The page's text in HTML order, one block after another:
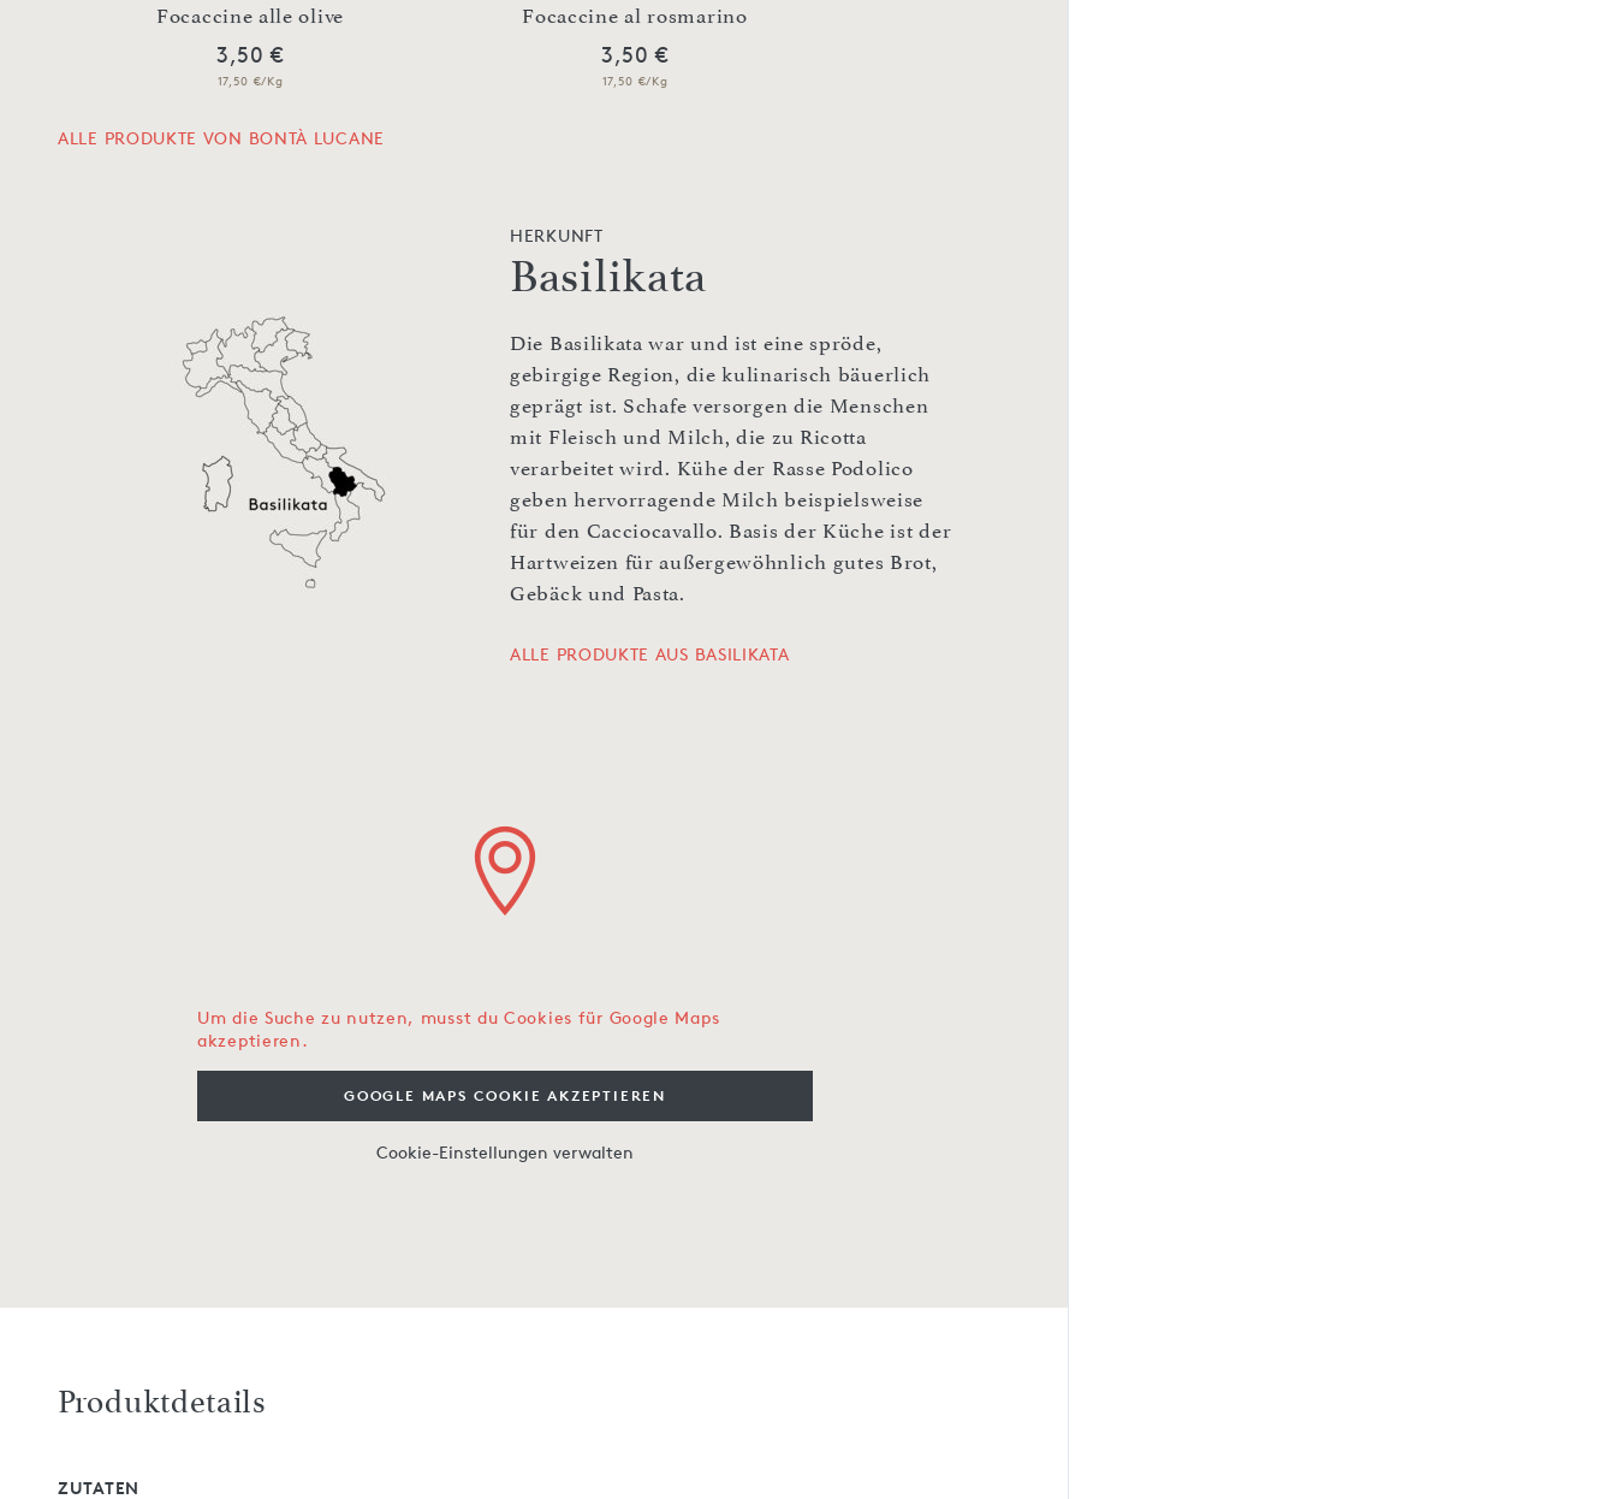
Focaccine alle olive
3,50 €
17,50 €/Kg
Focaccine al rosmarino
3,50 €
17,50 €/Kg
ALLE PRODUKTE VON BONTÀ LUCANE
HERKUNFT
Basilikata
Die Basilikata war und ist eine spröde,
gebirgige Region, die kulinarisch bäuerlich
geprägt ist. Schafe versorgen die Menschen
mit Fleisch und Milch, die zu Ricotta
verarbeitet wird. Kühe der Rasse Podolico
geben hervorragende Milch beispielsweise
für den Cacciocavallo. Basis der Küche ist der
Hartweizen für außergewöhnlich gutes Brot,
Gebäck und Pasta.
ALLE PRODUKTE AUS BASILIKATA
Um die Suche zu nutzen, musst du Cookies für Google Maps
akzeptieren.
GOOGLE MAPS COOKIE AKZEPTIEREN
Cookie-Einstellungen verwalten
Produktdetails
ZUTATEN